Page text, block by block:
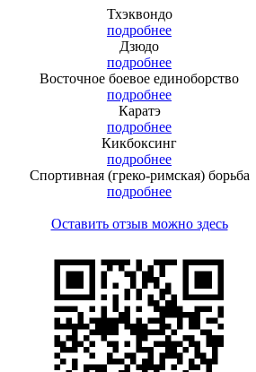
Тхэквондо
подробнее
Дзюдо
подробнее
Восточное боевое единоборство
подробнее
Каратэ
подробнее
Кикбоксинг
подробнее
Спортивная (греко-римская) борьба
подробнее
Оставить отзыв можно здесь